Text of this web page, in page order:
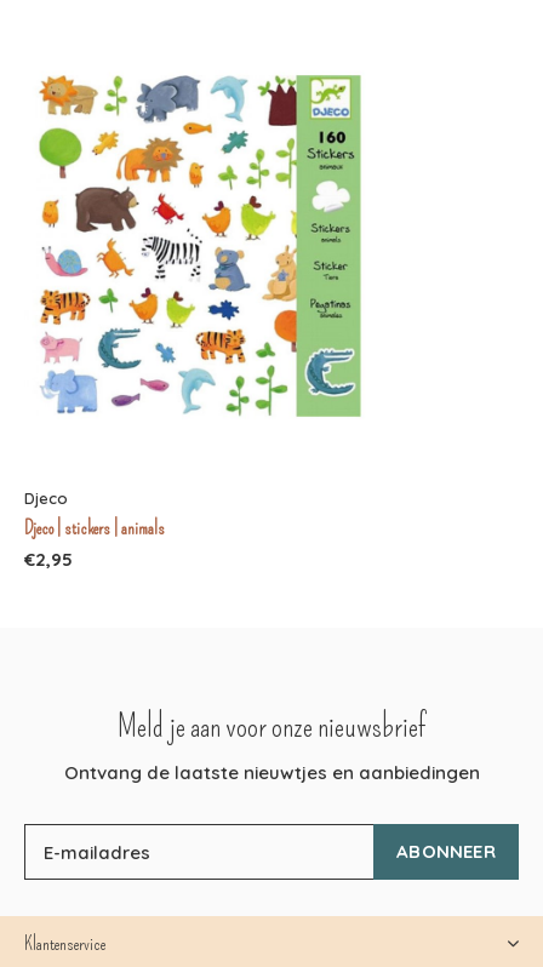
Djeco
Djeco | stickers | animals
€2,95
Meld je aan voor onze nieuwsbrief
Ontvang de laatste nieuwtjes en aanbiedingen
ABONNEER
Klantenservice